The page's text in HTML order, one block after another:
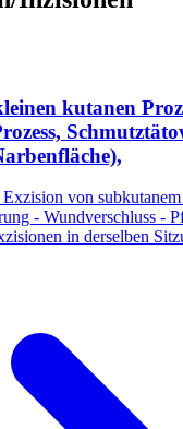
kutanen
von
- Wundverschluss -
in derselben